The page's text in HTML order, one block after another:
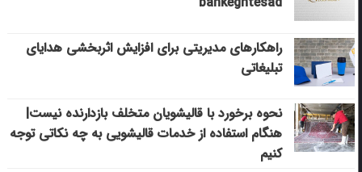
راهکارهای مدیریتی برای افزایش اثربخشی هدایای
تبلیغاتی
نحوه برخورد با قالیشویان متخلف بازدارنده نیست|
هنگام استفاده از خدمات قالیشویی به چه نکاتی توجه
کنیم